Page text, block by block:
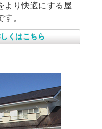
より快適にする屋
。
くはこちら